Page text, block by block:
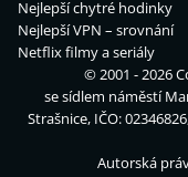
Nejlepší chytré hodinky
Nejlepší VPN – srovnání
Netflix filmy a seriály
© 2001 - 2026
se sídlem náměstí
Strašnice, IČO:
Autorská